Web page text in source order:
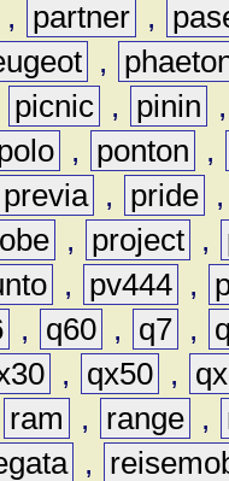
, partner ,
,
picnic , pinin
, ponton
,
previa , pride
, project ,
, pv444 ,
, q60 , q7 ,
, qx50 ,
ram , range ,
,